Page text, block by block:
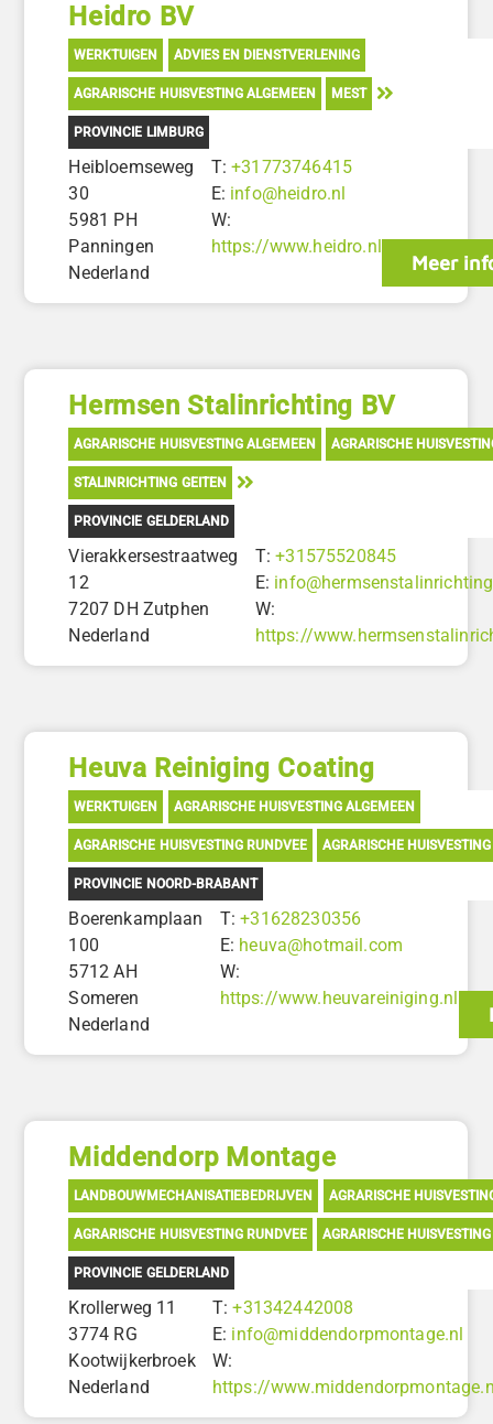
Heidro BV
WERKTUIGEN ADVIES EN DIENSTVERLENING
AGRARISCHE HUISVESTING ALGEMEEN MEST
PROVINCIE LIMBURG
Heibloemseweg
30
5981 PH
Panningen
Nederland
T:+31773746415
E: info@heidro.nl
W:
https://www.heidro.nl
Meer
Hermsen Stalinrichting BV
AGRARISCHE HUISVESTING ALGEMEEN AGRARISCHE
STALINRICHTING GEITEN
PROVINCIE GELDERLAND
Vierakkersestraatweg
12
7207 DH Zutphen
Nederland
T:+31575520845
E:
W:
https://
Heuva Reiniging Coating
WERKTUIGEN AGRARISCHE HUISVESTING ALGEMEEN
AGRARISCHE HUISVESTING RUNDVEE AGRARISCHE
PROVINCIE NOORD-BRABANT
Boerenkamplaan
100
5712 AH
Someren
Nederland
T:+31628230356
E: heuva@hotmail.com
W:
https://www.heuvareiniging.nl
Middendorp Montage
LANDBOUWMECHANISATIEBEDRIJVEN AGRARISCHE
AGRARISCHE HUISVESTING RUNDVEE AGRARISCHE
PROVINCIE GELDERLAND
Krollerweg 11
3774 RG
Kootwijkerbroek
Nederland
T:+31342442008
E: info@middendorpmontage.nl
W:
https://